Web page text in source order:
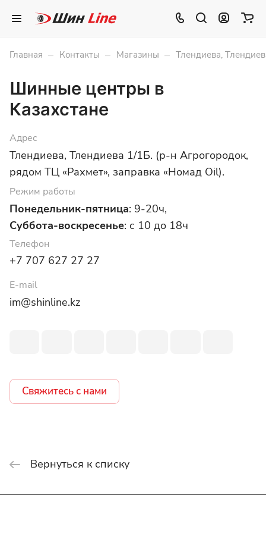
Главная – Контакты – Магазины – Тлендиева,
Шинные центры в
Казахстане
Адрес
Тлендиева, Тлендиева 1/1Б. (р-н Агрогородок,
рядом ТЦ «Рахмет», заправка «Номад Oil).
Режим работы
Понедельник-пятница: 9-20ч,
Суббота-воскресенье: с 10 до 18ч
Телефон
+7 707 627 27 27
E-mail
im@shinline.kz
Свяжитесь с нами
Вернуться к списку